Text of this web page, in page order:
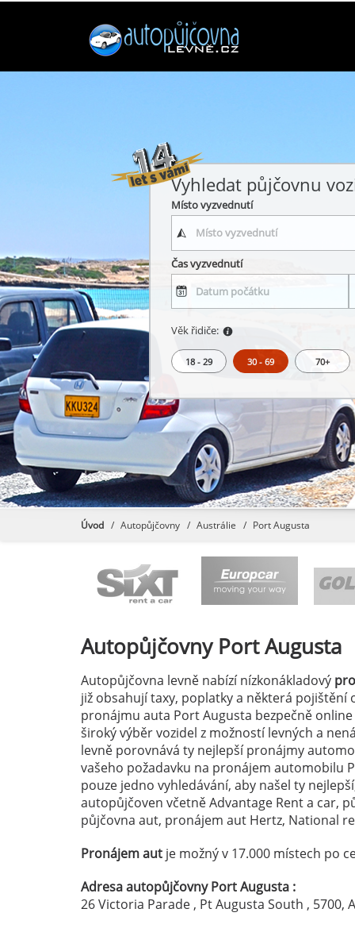
Vyhledat půjčovnu
Místo vyzvednutí
Čas vyzvednutí
Věk řidiče:
18 - 29 30 - 69 70+
Úvod Autopůjčovny Austrálie Port Augusta
AutopůjčovnyPort Augusta
Autopůjčovna levně nabízí nízkonákladový
již obsahují taxy, poplatky a některá pojištění
pronájmu auta Port Augusta bezpečně
široký výběr vozidel z možností levných a
levně porovnává ty nejlepší pronájmy
vašeho požadavku na pronájem automobilu
pouze jedno vyhledávání, aby našel ty
autopůjčoven včetně Advantage Rent a car,
půjčovna aut, pronájem aut Hertz, National
Pronájem aut je možný v 17.000 místech po
Adresa autopůjčovny Port Augusta :
26 Victoria Parade , Pt Augusta South , 5700,